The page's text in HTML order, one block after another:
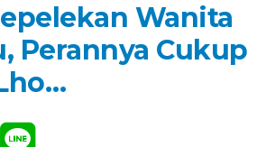
Wanita
Perannya Cukup